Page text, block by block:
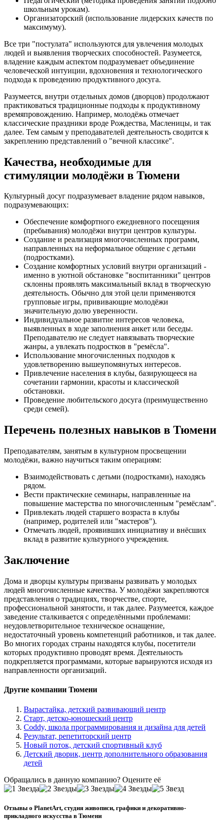
школьным урокам).
Организаторский (использование лидерских качеств по
максимуму).
Все три "постулата" используются для увлечения молодых
людей и выявления творческих способностей. Разумеется,
владение каждым аспектом подразумевает объединение
человеческой интуиции, вдохновения и технологического
подхода к проведению продуктивного досуга.
Разумеется, внутри отдельных домов (дворцов) продолжают
практиковаться традиционные подходы к продуктивному
времяпровождению. Например, молодёжь отмечает
классические праздники вроде Рождества, Масленицы, и так
далее. Тем самым у преподавателей деятельность сводится к
закреплению представлений о "вечной классике".
Качества, необходимые для
стимуляции молодёжи в Тюмени
Культурный досуг подразумевает владение рядом навыков,
подразумевающих:
Обеспечение комфортного ежедневного посещения
(пребывания) молодёжи внутри центров культуры.
Создание и реализация многочисленных программ,
направленных на неформальное общение с детьми
(подростками).
Создание комфортных условий внутри организаций -
именно в уютной обстановке "воспитанники" центров
склонны проявлять максимальный вклад в творческую
деятельность. Обычно для этой цели применяются
групповые игры, прививающие молодёжи
значительную долю уверенности.
Индивидуальное развитие интересов человека,
выявленных в ходе заполнения анкет или беседы.
Преподавателю не следует навязывать творческие
жанры, а увлекать подростков в "ремёсла".
Использование многочисленных подходов к
удовлетворению вышеупомянутых интересов.
Привлечение населения в клубы, базирующееся на
сочетании гармонии, красоты и классической
обстановки.
Проведение любительского досуга (преимущественно
среди семей).
Перечень полезных навыков в Тюмени
Преподавателям, занятым в культурном просвещении
молодёжи, важно научиться таким операциям:
Взаимодействовать с детьми (подростками), находясь
рядом.
Вести практические семинары, направленные на
повышение мастерства по многочисленным "ремёслам".
Привлекать людей старшего возраста в клубы
(например, родителей или "мастеров").
Отмечать людей, проявивших инициативу и внёсших
вклад в развитие культурного учреждения.
Заключение
Дома и дворцы культуры призваны развивать у молодых
людей многочисленные качества. У молодёжи закрепляются
представления о традициях, творчестве, спорте,
профессиональной занятости, и так далее. Разумеется, каждое
заведение сталкивается с определёнными проблемами:
неудовлетворительное техническое оснащение,
недостаточный уровень компетенций работников, и так далее.
Во многих городах страны находятся клубы, посетители
которых продуктивно проводят время. Деятельность
подкрепляется программами, которые варьируются исходя из
направленности организаций.
Другие компании Тюмени
Вырастайка, детский развивающий центр
Старт, детско-юношеский центр
Coddy, школа программирования и дизайна для детей
Результат, репетиторский центр
Новый поток, детский спортивный клуб
Детский дворик, центр дополнительного образования
детей
Обращались в данную компанию? Оцените её
Отзывы о PlanetArt, студия живописи, графики и декоративно-
прикладного искусства в Тюмени